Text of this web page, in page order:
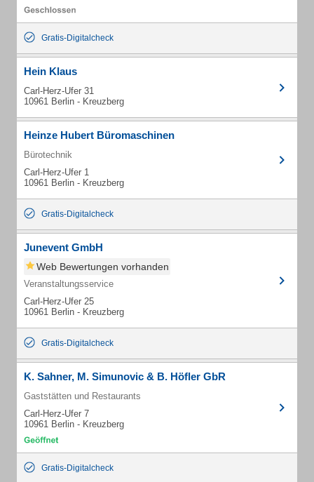
Gratis-Digitalcheck
Hein Klaus
Carl-Herz-Ufer 31
10961 Berlin - Kreuzberg
Heinze Hubert Büromaschinen
Bürotechnik
Carl-Herz-Ufer 1
10961 Berlin - Kreuzberg
Gratis-Digitalcheck
Junevent GmbH
Web Bewertungen vorhanden
Veranstaltungsservice
Carl-Herz-Ufer 25
10961 Berlin - Kreuzberg
Gratis-Digitalcheck
K. Sahner, M. Simunovic & B. Höfler GbR
Gaststätten und Restaurants
Carl-Herz-Ufer 7
10961 Berlin - Kreuzberg
Gratis-Digitalcheck